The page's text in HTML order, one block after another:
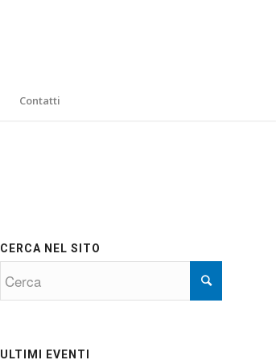
Contatti
CERCA NEL SITO
ULTIMI EVENTI